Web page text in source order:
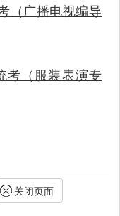
（广播电视编导
考（服装表演专
关闭页面